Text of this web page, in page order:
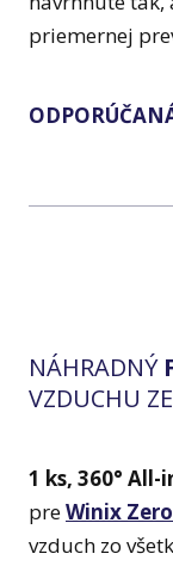
priemernej
NÁHRADNÝ
VZDUCHU
1 ks, 360°
preWinix
vzduch zo